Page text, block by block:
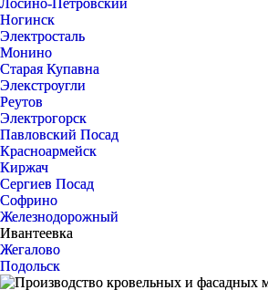
Лосино-Петровский
Ногинск
Электросталь
Монино
Старая Купавна
Элекстроугли
Реутов
Электрогорск
Павловский Посад
Красноармейск
Киржач
Сергиев Посад
Софрино
Железнодорожный
Ивантеевка
Жегалово
Подольск